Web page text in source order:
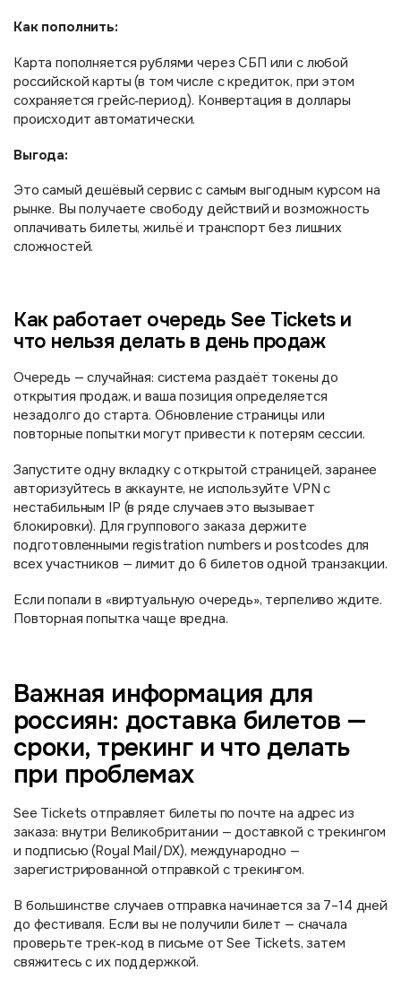
Как пополнить:
Карта пополняется рублями через СБП или с любой
российской карты (в том числе с кредиток, при этом
сохраняется грейс‑период). Конвертация в доллары
происходит автоматически.
Выгода:
Это самый дешёвый сервис с самым выгодным курсом на
рынке. Вы получаете свободу действий и возможность
оплачивать билеты, жильё и транспорт без лишних
сложностей.
Как работает очередь See Tickets и
что нельзя делать в день продаж
Очередь — случайная: система раздаёт токены до
открытия продаж, и ваша позиция определяется
незадолго до старта. Обновление страницы или
повторные попытки могут привести к потерям сессии.
Запустите одну вкладку с открытой страницей, заранее
авторизуйтесь в аккаунте, не используйте VPN с
нестабильным IP (в ряде случаев это вызывает
блокировки). Для группового заказа держите
подготовленными registration numbers и postcodes для
всех участников — лимит до 6 билетов одной транзакции.
Если попали в «виртуальную очередь», терпеливо ждите.
Повторная попытка чаще вредна.
Важная информация для
россиян: доставка билетов —
сроки, трекинг и что делать
при проблемах
See Tickets отправляет билеты по почте на адрес из
заказа: внутри Великобритании — доставкой с трекингом
и подписью (Royal Mail/DX), международно —
зарегистрированной отправкой с трекингом.
В большинстве случаев отправка начинается за 7–14 дней
до фестиваля. Если вы не получили билет — сначала
проверьте трек‑код в письме от See Tickets, затем
свяжитесь с их поддержкой.